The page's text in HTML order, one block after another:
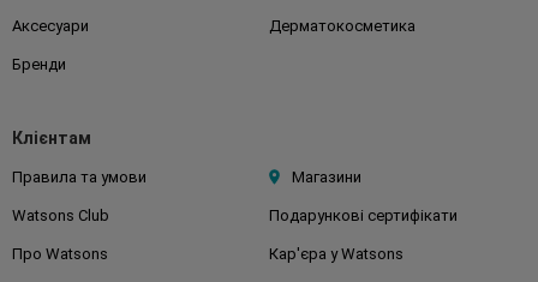
Аксесуари Дерматокосметика
Бренди
Клієнтам
Правила та умови Магазини
Watsons Club Подарункові сертифікати
Про Watsons Кар'єра у Watsons